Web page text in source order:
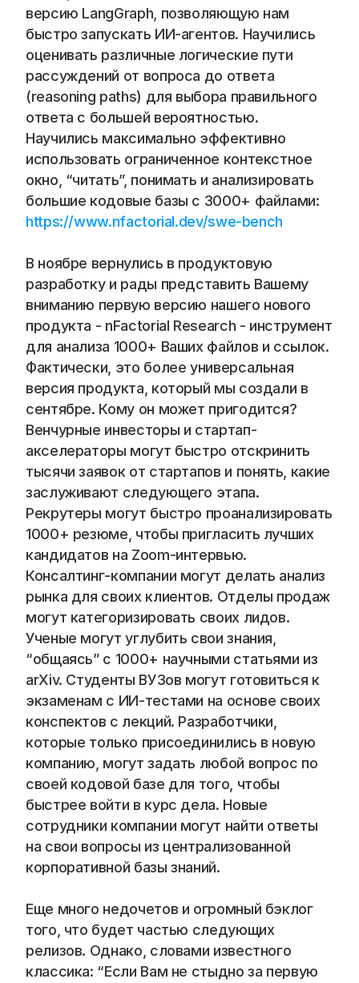
версию LangGraph, позволяющую нам
быстро запускать ИИ-агентов. Научились
оценивать различные логические пути
рассуждений от вопроса до ответа
(reasoning paths) для выбора правильного
ответа с большей вероятностью.
Научились максимально эффективно
использовать ограниченное контекстное
окно, “читать”, понимать и анализировать
https://www.nfactorial.dev/swe-bench
В ноябре вернулись в продуктовую
разработку и рады представить Вашему
вниманию первую версию нашего нового
продукта - nFactorial Research - инструмент
для анализа 1000+ Ваших файлов и ссылок.
Фактически, это более универсальная
версия продукта, который мы создали в
сентябре. Кому он может пригодится?
Венчурные инвесторы и стартап-
акселераторы могут быстро отскринить
тысячи заявок от стартапов и понять, какие
заслуживают следующего этапа.
Рекрутеры могут быстро проанализировать
1000+ резюме, чтобы пригласить лучших
кандидатов на Zoom-интервью.
Консалтинг-компании могут делать анализ
рынка для своих клиентов. Отделы продаж
могут категоризировать своих лидов.
Ученые могут углубить свои знания,
“общаясь” с 1000+ научными статьями из
arXiv. Студенты ВУЗов могут готовиться к
экзаменам с ИИ-тестами на основе своих
конспектов с лекций. Разработчики,
которые только присоединились в новую
компанию, могут задать любой вопрос по
своей кодовой базе для того, чтобы
быстрее войти в курс дела. Новые
сотрудники компании могут найти ответы
на свои вопросы из централизованной
корпоративной базы знаний.
Еще много недочетов и огромный бэклог
того, что будет частью следующих
релизов. Однако, словами известного
классика: “Если Вам не стыдно за первую